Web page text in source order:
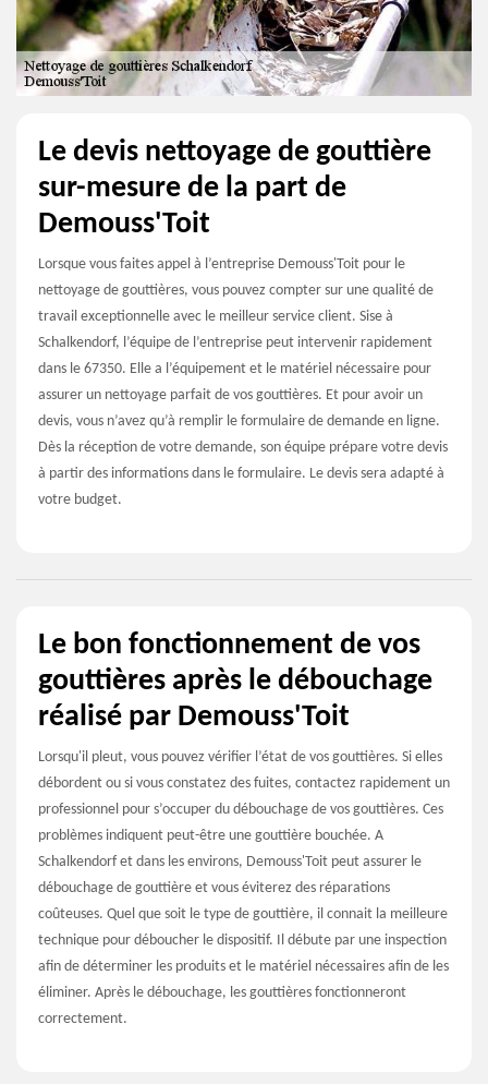
Le devis nettoyage de gouttière
sur-mesure de la part de
Demouss'Toit
Lorsque vous faites appel à l’entreprise Demouss'Toit pour le
nettoyage de gouttières, vous pouvez compter sur une qualité de
travail exceptionnelle avec le meilleur service client. Sise à
Schalkendorf, l’équipe de l’entreprise peut intervenir rapidement
dans le 67350. Elle a l’équipement et le matériel nécessaire pour
assurer un nettoyage parfait de vos gouttières. Et pour avoir un
devis, vous n’avez qu’à remplir le formulaire de demande en ligne.
Dès la réception de votre demande, son équipe prépare votre devis
à partir des informations dans le formulaire. Le devis sera adapté à
votre budget.
Le bon fonctionnement de vos
gouttières après le débouchage
réalisé par Demouss'Toit
Lorsqu'il pleut, vous pouvez vérifier l’état de vos gouttières. Si elles
débordent ou si vous constatez des fuites, contactez rapidement un
professionnel pour s’occuper du débouchage de vos gouttières. Ces
problèmes indiquent peut-être une gouttière bouchée. A
Schalkendorf et dans les environs, Demouss'Toit peut assurer le
débouchage de gouttière et vous éviterez des réparations
coûteuses. Quel que soit le type de gouttière, il connait la meilleure
technique pour déboucher le dispositif. Il débute par une inspection
afin de déterminer les produits et le matériel nécessaires afin de les
éliminer. Après le débouchage, les gouttières fonctionneront
correctement.